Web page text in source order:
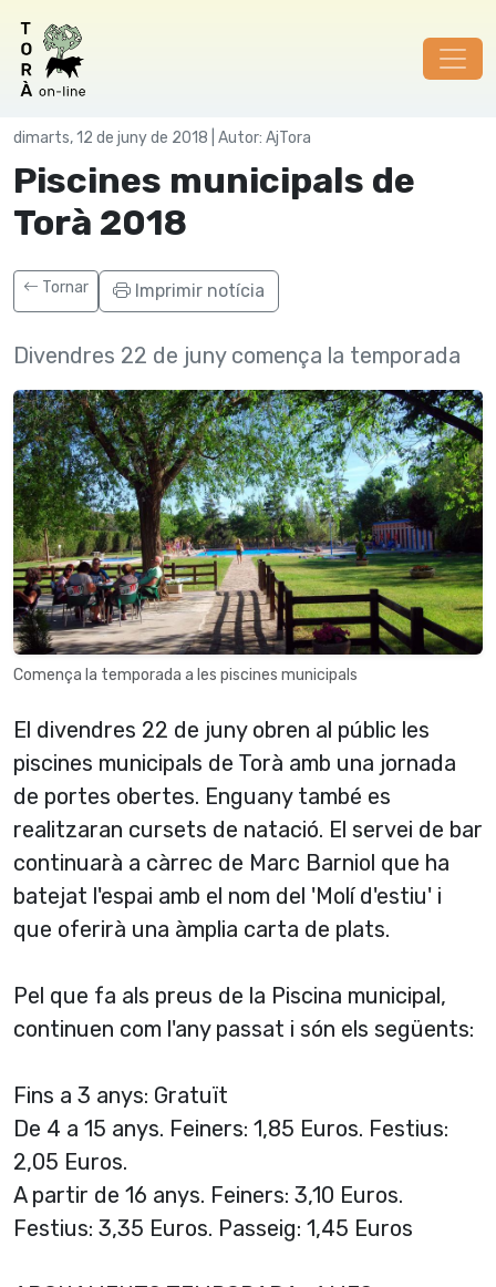
dimarts, 12 de juny de 2018 | Autor: AjTora
Piscines municipals de
Torà 2018
Tornar Imprimir notícia
Divendres 22 de juny comença la temporada
Comença la temporada a les piscines municipals
El divendres 22 de juny obren al públic les
piscines municipals de Torà amb una jornada
de portes obertes. Enguany també es
realitzaran cursets de natació. El servei de bar
continuarà a càrrec de Marc Barniol que ha
batejat l'espai amb el nom del 'Molí d'estiu' i
que oferirà una àmplia carta de plats.
Pel que fa als preus de la Piscina municipal,
continuen com l'any passat i són els següents:
Fins a 3 anys: Gratuït
De 4 a 15 anys. Feiners: 1,85 Euros. Festius:
2,05 Euros.
A partir de 16 anys. Feiners: 3,10 Euros.
Festius: 3,35 Euros. Passeig: 1,45 Euros